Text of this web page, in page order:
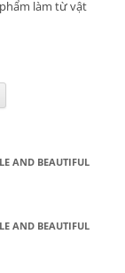
làm từ vật
AND BEAUTIFUL
AND BEAUTIFUL